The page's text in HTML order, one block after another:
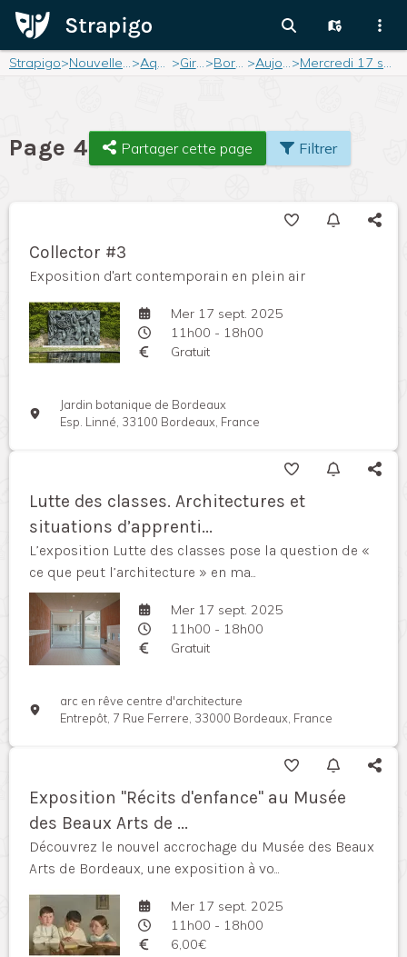
Strapigo> Nouvelle-Aquitaine> Aquitaine > Gironde> Bordeaux > Aujourd'hui> Mercredi 17 septembre 2025
Page 4 Partager cette page Filtrer
Collector #3
Exposition d'art contemporain en plein air
Mer 17 sept. 2025
11h00 - 18h00
Gratuit
Jardin botanique de Bordeaux
Esp. Linné, 33100 Bordeaux, France
Lutte des classes. Architectures et
situations d’apprenti...
L’exposition Lutte des classes pose la question de «
ce que peut l’architecture » en ma...
Mer 17 sept. 2025
11h00 - 18h00
Gratuit
arc en rêve centre d'architecture
Entrepôt, 7 Rue Ferrere, 33000 Bordeaux, France
Exposition "Récits d'enfance" au Musée
des Beaux Arts de ...
Découvrez le nouvel accrochage du Musée des Beaux
Arts de Bordeaux, une exposition à vo...
Mer 17 sept. 2025
11h00 - 18h00
6,00€